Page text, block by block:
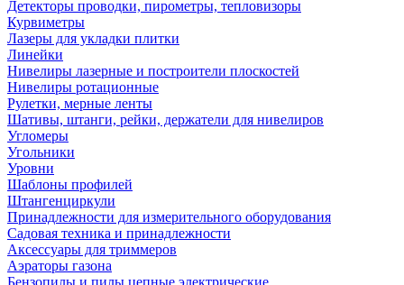
Детекторы проводки, пирометры, тепловизоры
Курвиметры
Лазеры для укладки плитки
Линейки
Нивелиры лазерные и построители плоскостей
Нивелиры ротационные
Рулетки, мерные ленты
Шативы, штанги, рейки, держатели для нивелиров
Угломеры
Угольники
Уровни
Шаблоны профилей
Штангенциркули
Принадлежности для измерительного оборудования
Садовая техника и принадлежности
Аксессуары для триммеров
Аэраторы газона
Бензопилы и пилы цепные электрические